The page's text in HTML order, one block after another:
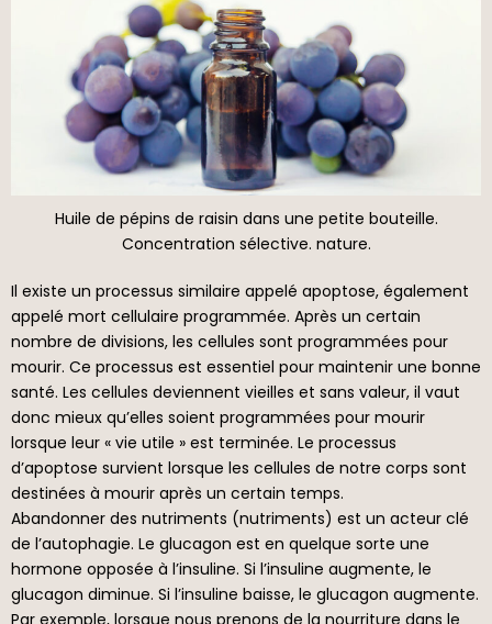
Huile de pépins de raisin dans une petite bouteille.
Concentration sélective. nature.
Il existe un processus similaire appelé apoptose, également
appelé mort cellulaire programmée. Après un certain
nombre de divisions, les cellules sont programmées pour
mourir. Ce processus est essentiel pour maintenir une bonne
santé. Les cellules deviennent vieilles et sans valeur, il vaut
donc mieux qu’elles soient programmées pour mourir
lorsque leur « vie utile » est terminée. Le processus
d’apoptose survient lorsque les cellules de notre corps sont
destinées à mourir après un certain temps.
Abandonner des nutriments (nutriments) est un acteur clé
de l’autophagie. Le glucagon est en quelque sorte une
hormone opposée à l’insuline. Si l’insuline augmente, le
glucagon diminue. Si l’insuline baisse, le glucagon augmente.
Par exemple, lorsque nous prenons de la nourriture dans le